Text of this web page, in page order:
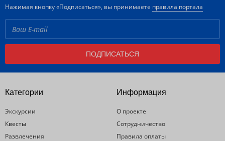
Нажимая кнопку «Подписаться», вы принимаете правила портала
ПОДПИСАТЬСЯ
Категории
Экскурсии
Квесты
Развлечения
Информация
О проекте
Сотрудничество
Правила оплаты